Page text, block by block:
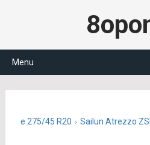
Menu
letnie 275/45 R20 Sailun Atrezzo